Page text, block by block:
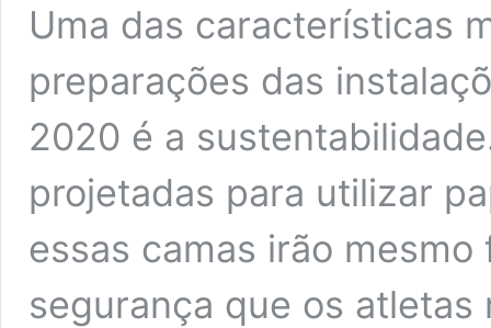
Uma das características
preparações das
2020 é a
projetadas para utilizar
essas camas irão
segurança que os atletas